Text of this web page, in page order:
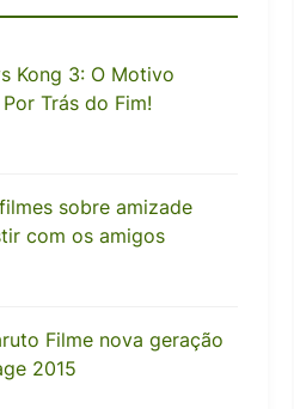
Kong 3: O Motivo
Trás do Fim!
sobre amizade
com os amigos
Filme nova geração
2015